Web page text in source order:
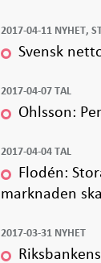
2017-04-11 NYHET,
Svensk
2017-04-07 TAL
Ohlsson:
2017-04-04 TAL
Flodén:
marknaden
2017-03-31 NYHET